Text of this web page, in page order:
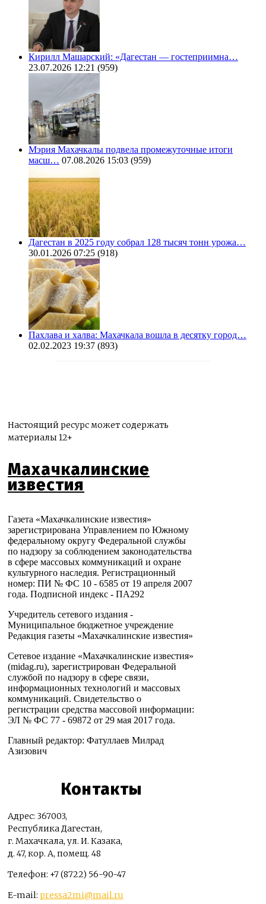
Кирилл Машарский: «Дагестан — гостеприимна…
23.07.2026 12:21 (959)
Мэрия Махачкалы подвела промежуточные итоги
масш… 07.08.2026 15:03 (959)
Дагестан в 2025 году собрал 128 тысяч тонн урожа…
30.01.2026 07:25 (918)
Пахлава и халва: Махачкала вошла в десятку город…
02.02.2023 19:37 (893)
Настоящий ресурс может содержать
материалы 12+
Махачкалинские
известия
Газета «Махачкалинские известия»
зарегистрирована Управлением по Южному
федеральному округу Федеральной службы
по надзору за соблюдением законодательства
в сфере массовых коммуникаций и охране
культурного наследия. Регистрационный
номер: ПИ № ФС 10 - 6585 от 19 апреля 2007
года. Подписной индекс - ПА292
Учредитель сетевого издания -
Муниципальное бюджетное учреждение
Редакция газеты «Махачкалинские известия»
Сетевое издание «Махачкалинские известия»
(midag.ru), зарегистрирован Федеральной
службой по надзору в сфере связи,
информационных технологий и массовых
коммуникаций. Свидетельство о
регистрации средства массовой информации:
ЭЛ № ФС 77 - 69872 от 29 мая 2017 года.
Главный редактор: Фатуллаев Милрад
Азизович
Контакты
Адрес: 367003,
Республика Дагестан,
г. Махачкала, ул. И. Казака,
д. 47, кор. А, помещ. 48
Телефон: +7 (8722) 56-90-47
E-mail: pressa2mi@mail.ru